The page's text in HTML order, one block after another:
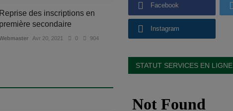
Reprise des inscriptions en
première secondaire
Avr 20, 2021 0 904
Facebook
Instagram
STATUT SERVICES EN LIGNE